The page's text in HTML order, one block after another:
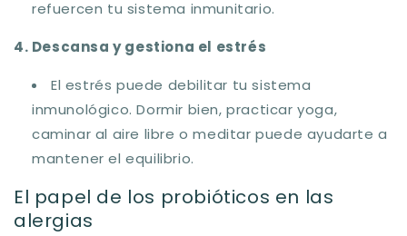
refuercen tu sistema inmunitario.
4. Descansa y gestiona el estrés
El estrés puede debilitar tu sistema
inmunológico. Dormir bien, practicar yoga,
caminar al aire libre o meditar puede ayudarte a
mantener el equilibrio.
El papel de los probióticos en las
alergias